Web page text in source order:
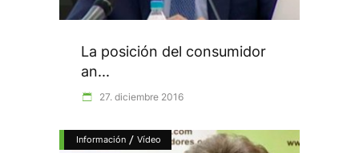
La posición del consumidor
an...
27. diciembre 2016
Información / Vídeo